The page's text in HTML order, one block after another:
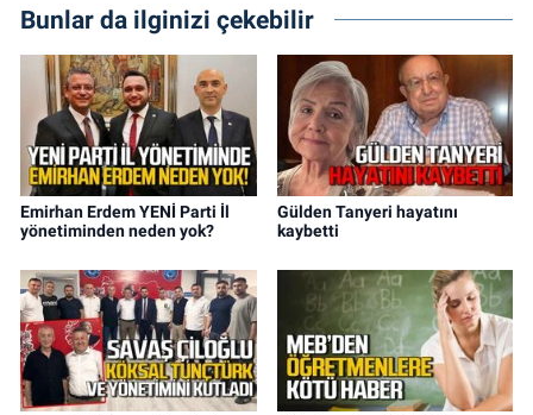
Bunlar da ilginizi çekebilir
Emirhan Erdem YENİ Parti İl
yönetiminden neden yok?
Gülden Tanyeri hayatını
kaybetti